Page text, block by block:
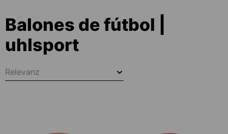
Balones de fútbol |
uhlsport
Relevanz